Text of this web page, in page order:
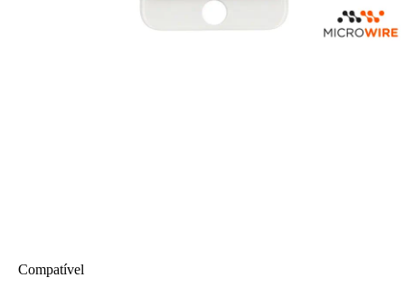
Compatível